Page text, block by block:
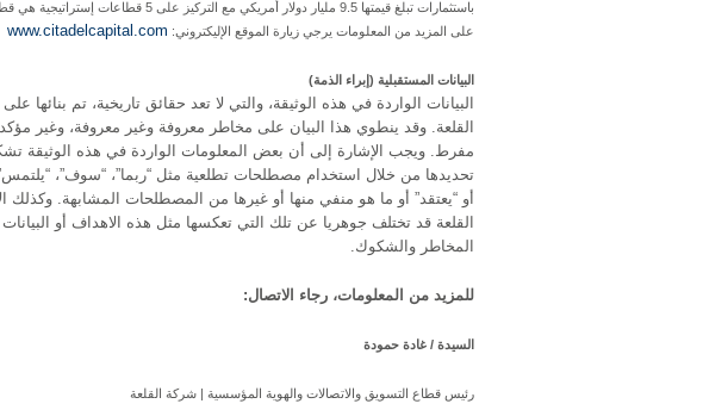
باستثمارات تبلغ قيمتها 9.5 مليار دولار
على المزيد من المعلومات يرجي زيارة الموقع الإليكتروني: www.citadelcapital.com
البيانات المستقبلية (إبراء الذمة)
البيانات الواردة في هذه الوثيقة، والتي لا تعد حقائق تاريخية، تم بنائها
القلعة. وقد ينطوي هذا البيان على مخاطر معروفة وغير معروفة، وغير
مفرط. ويجب الإشارة إلى أن بعض المعلومات الواردة في هذه الوثيقة تشكل
تحديدها من خلال استخدام مصطلحات تطلعية مثل “ربما”، “سوف”، “يلتمس”،
أو “يعتقد” أو ما هو منفي منها أو غيرها من المصطلحات المشابهة. وكذلك
القلعة قد تختلف جوهريا عن تلك التي تعكسها مثل هذه الاهداف أو
المخاطر والشكوك.
للمزيد من المعلومات، رجاء الاتصال:
السيدة / غادة حمودة
رئيس قطاع التسويق والاتصالات والهوية المؤسسية | شركة القلعة